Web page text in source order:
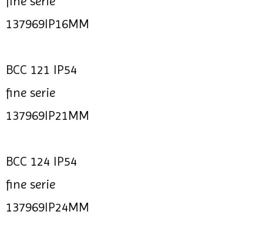
137969IP16MM
BCC 121 IP54
fine serie
137969IP21MM
BCC 124 IP54
fine serie
137969IP24MM